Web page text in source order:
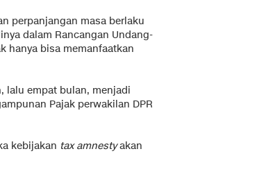
perpanjangan masa berlaku
dalam Rancangan Undang-
hanya bisa memanfaatkan
lalu empat bulan, menjadi
Pajak perwakilan DPR
kebijakan tax amnestyakan